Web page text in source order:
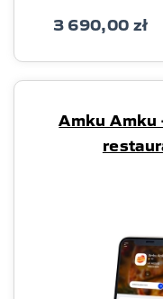
3 690,00 zł
Amku Amku